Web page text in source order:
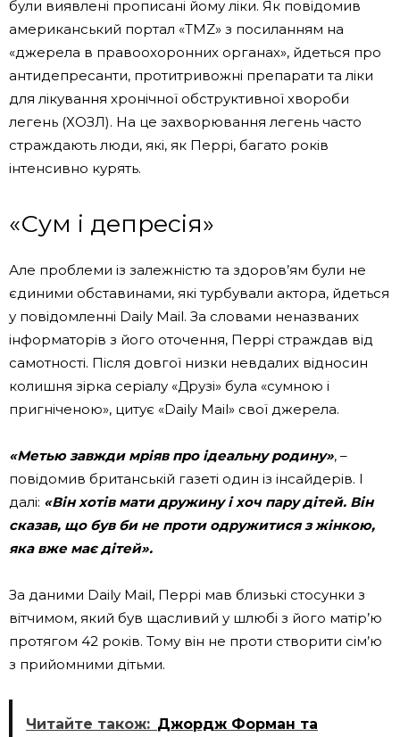
були виявлені прописані йому ліки. Як повідомив
американський портал «TMZ» з посиланням на
«джерела в правоохоронних органах», йдеться про
антидепресанти, протитривожні препарати та ліки
для лікування хронічної обструктивної хвороби
легень (ХОЗЛ). На це захворювання легень часто
страждають люди, які, як Перрі, багато років
інтенсивно курять.
«Сум і депресія»
Але проблеми із залежністю та здоров’ям були не
єдиними обставинами, які турбували актора, йдеться
у повідомленні Daily Mail. За словами неназваних
інформаторів з його оточення, Перрі страждав від
самотності. Після довгої низки невдалих відносин
колишня зірка серіалу «Друзі» була «сумною і
пригніченою», цитує «Daily Mail» свої джерела.
«Метью завжди мріяв про ідеальну родину», –
повідомив британській газеті один із інсайдерів. І
далі: «Він хотів мати дружину і хоч пару дітей. Він
сказав, що був би не проти одружитися з жінкою,
яка вже має дітей».
За даними Daily Mail, Перрі мав близькі стосунки з
вітчимом, який був щасливий у шлюбі з його матір’ю
протягом 42 років. Тому він не проти створити сім’ю
з прийомними дітьми.
Читайте також: Джордж Форман та